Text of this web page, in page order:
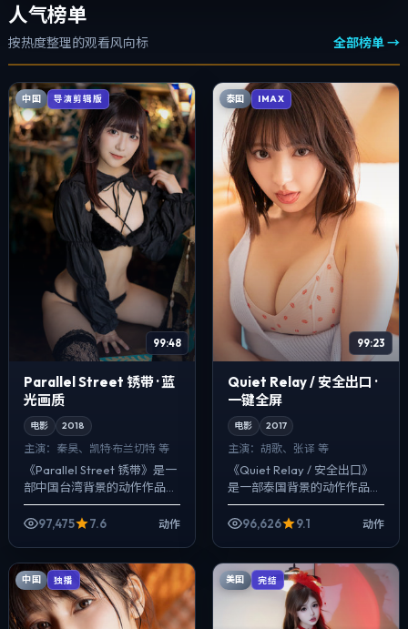
人气榜单
按热度整理的观看风向标 全部榜单 →
中国 导演剪辑版
99:48
Parallel Street 锈带 · 蓝
光画质
电影 2018
主演： 秦昊、凯特·布兰切特 等
《Parallel Street 锈带》是一
部中国台湾背景的动作作品，
2018年公映，由是枝裕和执
导，秦昊、凯特·布兰切特、金
97,475 7.6 动作
泰国 IMAX
99:23
Quiet Relay / 安全出口 ·
一键全屏
电影 2017
主演： 胡歌、张译 等
《Quiet Relay / 安全出口》
是一部泰国背景的动作作品，
2017年公映，由贾樟柯执导，
胡歌、张译、提莫西·查拉梅等
96,626 9.1 动作
中国 独播 美国 完结